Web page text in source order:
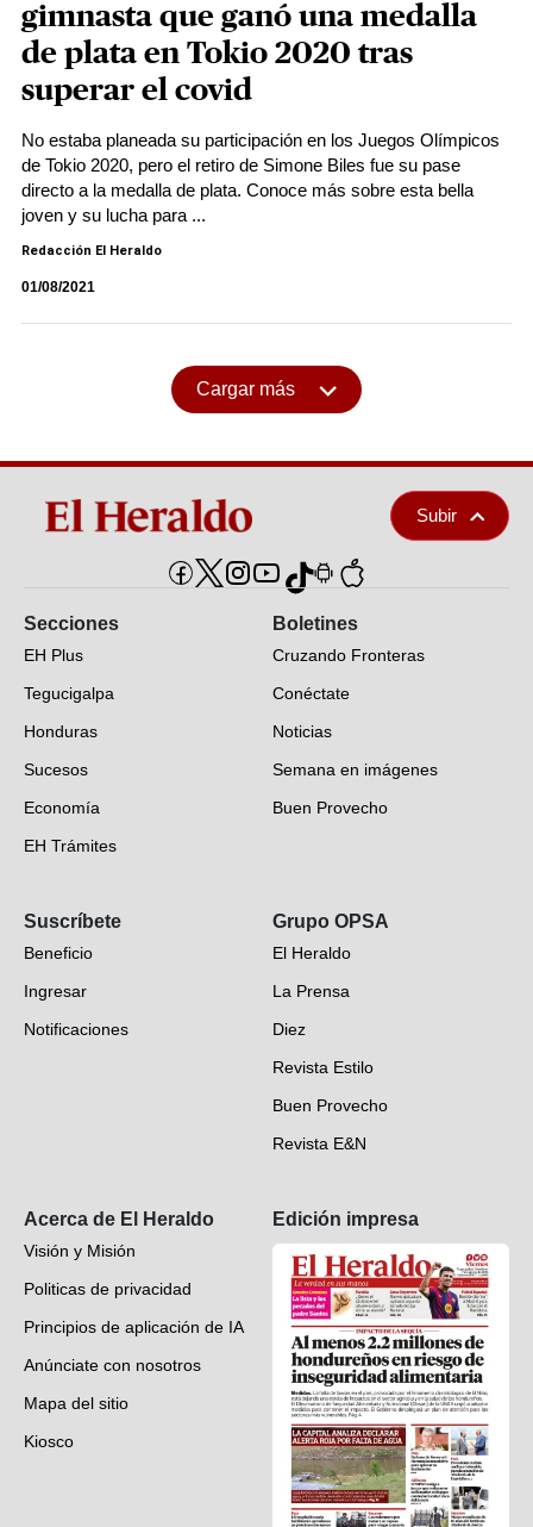
gimnasta que ganó una medalla
de plata en Tokio 2020 tras
superar el covid
No estaba planeada su participación en los Juegos Olímpicos
de Tokio 2020, pero el retiro de Simone Biles fue su pase
directo a la medalla de plata. Conoce más sobre esta bella
joven y su lucha para ...
Redacción El Heraldo
01/08/2021
Cargar más
Subir
Secciones
EH Plus
Tegucigalpa
Honduras
Sucesos
Economía
EH Trámites
EH Verifica
Fotogalerías
Deportes
Videos
Boletines
Cruzando Fronteras
Conéctate
Noticias
Semana en imágenes
Buen Provecho
Suscríbete
Beneficio
Ingresar
Notificaciones
Grupo OPSA
El Heraldo
La Prensa
Diez
Revista Estilo
Buen Provecho
Revista E&N
Acerca de El Heraldo
Visión y Misión
Politicas de privacidad
Principios de aplicación de IA
Anúnciate con nosotros
Mapa del sitio
Kiosco
Edición impresa